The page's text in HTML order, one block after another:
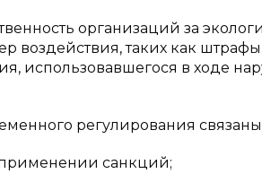
организаций за
воздействия, таких как
использовавшегося в ходе
регулирования связаны
применении санкций;